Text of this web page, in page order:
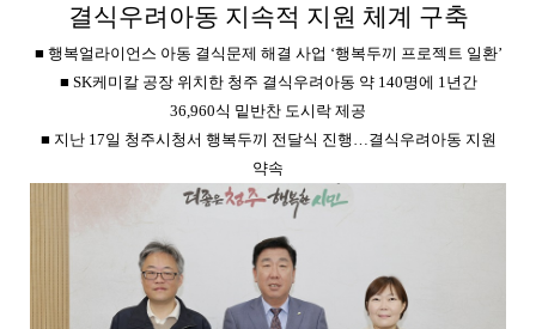
결식우려아동 지속적 지원 체계 구축
■ 행복얼라이언스 아동 결식문제 해결 사업 ‘행복두끼 프로젝트 일환’
■ SK케미칼 공장 위치한 청주 결식우려아동 약 140명에 1년간
36,960식 밑반찬 도시락 제공
■ 지난 17일 청주시청서 행복두끼 전달식 진행…결식우려아동 지원
약속